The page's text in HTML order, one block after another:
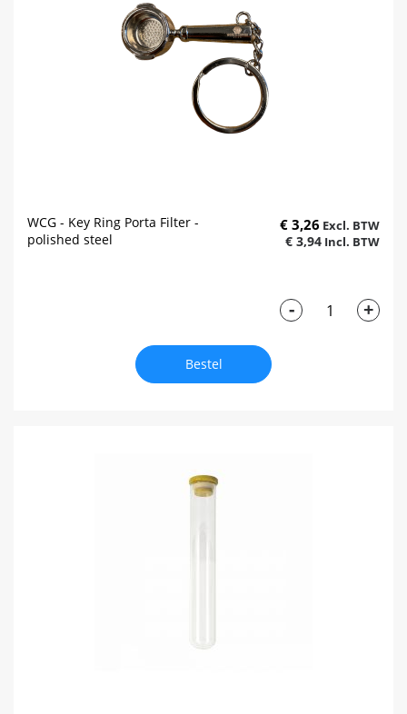
WCG - Key Ring Porta Filter -
polished steel
€ 3,26
€ 3,94
- +
Bestel